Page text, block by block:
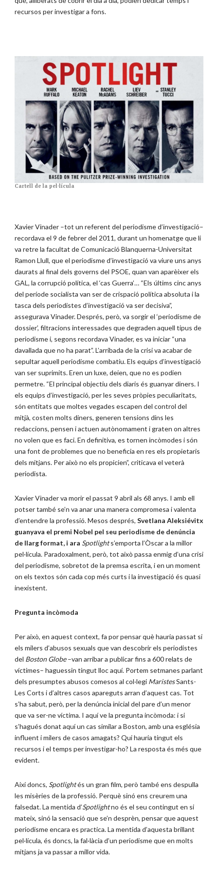
recursos per investigar a fons.
Cartell de la pel·lícula
Xavier Vinader –tot un referent del periodisme d’investigació–
recordava el 9 de febrer del 2011, durant un homenatge que li
va retre la facultat de Comunicació Blanquerna-Universitat
Ramon Llull, que el periodisme d’investigació va viure uns anys
daurats al final dels governs del PSOE, quan van aparèixer els
GAL, la corrupció política, el ‘cas Guerra’… “Els últims cinc anys
del període socialista van ser de crispació política absoluta i la
tasca dels periodistes d’investigació va ser decisiva”,
assegurava Vinader. Després, però, va sorgir el ‘periodisme de
dossier’, filtracions interessades que degraden aquell tipus de
periodisme i, segons recordava Vinader, es va iniciar “una
davallada que no ha parat”. L’arribada de la crisi va acabar de
sepultar aquell periodisme combatiu. Els equips d’investigació
van ser suprimits. Eren un luxe, deien, que no es podien
permetre. “El principal objectiu dels diaris és guanyar diners. I
els equips d’investigació, per les seves pròpies peculiaritats,
són entitats que moltes vegades escapen del control del
mitjà, costen molts diners, generen tensions dins les
redaccions, pensen i actuen autònomament i graten on altres
no volen que es faci. En definitiva, es tornen incòmodes i són
una font de problemes que no beneficia en res els propietaris
dels mitjans. Per això no els propicien”, criticava el veterà
periodista.
Xavier Vinader va morir el passat 9 abril als 68 anys. I amb ell
potser també se’n va anar una manera compromesa i valenta
d’entendre la professió. Mesos després, Svetlana Aleksiévitx
guanyava el premi Nobel pel seu periodisme de denúncia
de llarg format, i ara Spotlights’emporta l’Òscar a la millor
pel·lícula. Paradoxalment, però, tot això passa enmig d’una crisi
del periodisme, sobretot de la premsa escrita, i en un moment
on els textos són cada cop més curts i la investigació és quasi
inexistent.
Pregunta incòmoda
Per això, en aquest context, fa por pensar què hauria passat si
els milers d’abusos sexuals que van descobrir els periodistes
del Boston Globe–van arribar a publicar fins a 600 relats de
víctimes– haguessin tingut lloc aquí. Portem setmanes parlant
dels presumptes abusos comesos al col·legi MaristesSants-
Les Corts i d’altres casos apareguts arran d’aquest cas. Tot
s’ha sabut, però, per la denúncia inicial del pare d’un menor
que va ser-ne víctima. I aquí ve la pregunta incòmoda: i si
s’hagués donat aquí un cas similar a Boston, amb una església
influent i milers de casos amagats? Qui hauria tingut els
recursos i el temps per investigar-ho? La resposta és més que
evident.
Així doncs, Spotlightés un gran film, però també ens despulla
les misèries de la professió. Perquè sinó ens creurem una
falsedat. La mentida d’Spotlightno és el seu contingut en si
mateix, sinó la sensació que se’n desprèn, pensar que aquest
periodisme encara es practica. La mentida d’aquesta brillant
pel·lícula, és doncs, la fal·làcia d’un periodisme que en molts
mitjans ja va passar a millor vida.